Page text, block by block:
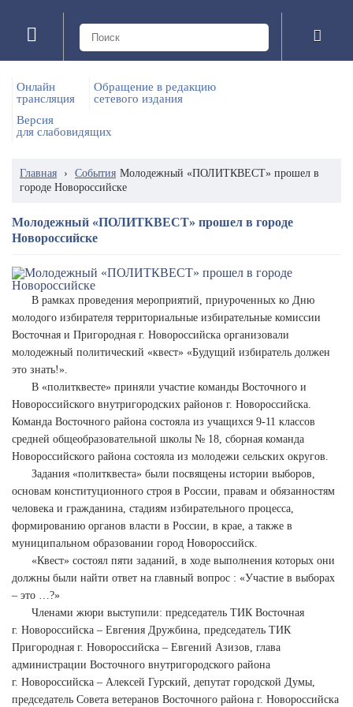
Онлайн
трансляция
Обращение в редакцию
сетевого издания
Версия
для слабовидящих
Главная › События Молодежный «ПОЛИТКВЕСТ» прошел в
городе Новороссийске
Молодежный «ПОЛИТКВЕСТ» прошел в городе
Новороссийске
В рамках проведения мероприятий, приуроченных ко Дню
молодого избирателя территориальные избирательные комиссии
Восточная и Пригородная г. Новороссийска организовали
молодежный политический «квест» «Будущий избиратель должен
это знать!».
В «политквесте» приняли участие команды Восточного и
Новороссийского внутригородских районов г. Новороссийска.
Команда Восточного района состояла из учащихся 9-11 классов
средней общеобразовательной школы № 18, сборная команда
Новороссийского района состояла из молодежи сельских округов.
Задания «политквеста» были посвящены истории выборов,
основам конституционного строя в России, правам и обязанностям
человека и гражданина, стадиям избирательного процесса,
формированию органов власти в России, в крае, а также в
муниципальном образовании город Новороссийск.
«Квест» состоял пяти заданий, в ходе выполнения которых они
должны были найти ответ на главный вопрос : «Участие в выборах
– это …?»
Членами жюри выступили: председатель ТИК Восточная
г. Новороссийска – Евгения Дружбина, председатель ТИК
Пригородная г. Новороссийска – Евгений Азизов, глава
администрации Восточного внутригородского района
г. Новороссийска – Алексей Гурский, депутат городской Думы,
председатель Совета ветеранов Восточного района г. Новороссийска